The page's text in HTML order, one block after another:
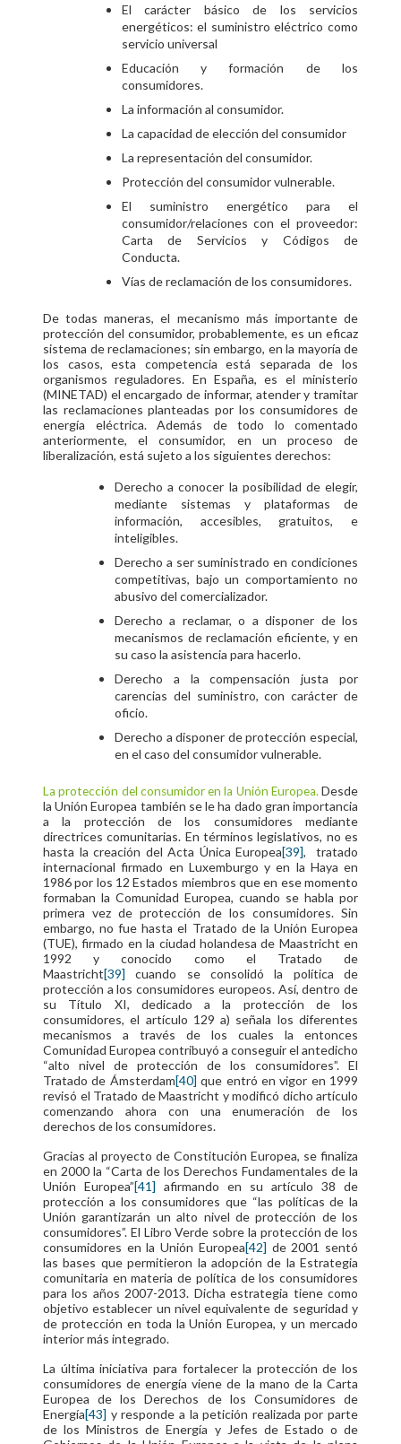
El carácter básico de los servicios
energéticos: el suministro eléctrico como
servicio universal
Educación y formación de los
consumidores.
La información al consumidor.
La capacidad de elección del consumidor
La representación del consumidor.
Protección del consumidor vulnerable.
El suministro energético para el
consumidor/relaciones con el proveedor:
Carta de Servicios y Códigos de
Conducta.
Vías de reclamación de los consumidores.
De todas maneras, el mecanismo más importante de
protección del consumidor, probablemente, es un eficaz
sistema de reclamaciones; sin embargo, en la mayoría de
los casos, esta competencia está separada de los
organismos reguladores. En España, es el ministerio
(MINETAD) el encargado de informar, atender y tramitar
las reclamaciones planteadas por los consumidores de
energía eléctrica. Además de todo lo comentado
anteriormente, el consumidor, en un proceso de
liberalización, está sujeto a los siguientes derechos:
Derecho a conocer la posibilidad de elegir,
mediante sistemas y plataformas de
información, accesibles, gratuitos, e
inteligibles.
Derecho a ser suministrado en condiciones
competitivas, bajo un comportamiento no
abusivo del comercializador.
Derecho a reclamar, o a disponer de los
mecanismos de reclamación eficiente, y en
su caso la asistencia para hacerlo.
Derecho a la compensación justa por
carencias del suministro, con carácter de
oficio.
Derecho a disponer de protección especial,
en el caso del consumidor vulnerable.
La protección del consumidor en la Unión Europea.Desde
la Unión Europea también se le ha dado gran importancia
a la protección de los consumidores mediante
directrices comunitarias. En términos legislativos, no es
hasta la creación del Acta Única Europea[39], tratado
internacional firmado en Luxemburgo y en la Haya en
1986 por los 12 Estados miembros que en ese momento
formaban la Comunidad Europea, cuando se habla por
primera vez de protección de los consumidores. Sin
embargo, no fue hasta el Tratado de la Unión Europea
(TUE), firmado en la ciudad holandesa de Maastricht en
1992 y conocido como el Tratado de
Maastricht[39] cuando se consolidó la política de
protección a los consumidores europeos. Así, dentro de
su Título XI, dedicado a la protección de los
consumidores, el artículo 129 a) señala los diferentes
mecanismos a través de los cuales la entonces
Comunidad Europea contribuyó a conseguir el antedicho
“alto nivel de protección de los consumidores”. El
Tratado de Ámsterdam[40] que entró en vigor en 1999
revisó el Tratado de Maastricht y modificó dicho artículo
comenzando ahora con una enumeración de los
derechos de los consumidores.
Gracias al proyecto de Constitución Europea, se finaliza
en 2000 la “Carta de los Derechos Fundamentales de la
Unión Europea”[41] afirmando en su artículo 38 de
protección a los consumidores que “las políticas de la
Unión garantizarán un alto nivel de protección de los
consumidores”. El Libro Verde sobre la protección de los
consumidores en la Unión Europea[42] de 2001 sentó
las bases que permitieron la adopción de la Estrategia
comunitaria en materia de política de los consumidores
para los años 2007-2013. Dicha estrategia tiene como
objetivo establecer un nivel equivalente de seguridad y
de protección en toda la Unión Europea, y un mercado
interior más integrado.
La última iniciativa para fortalecer la protección de los
consumidores de energía viene de la mano de la Carta
Europea de los Derechos de los Consumidores de
Energía[43] y responde a la petición realizada por parte
de los Ministros de Energía y Jefes de Estado o de